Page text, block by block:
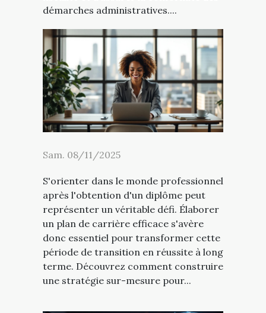
démarches administratives....
Sam. 08/11/2025
S'orienter dans le monde professionnel
après l'obtention d'un diplôme peut
représenter un véritable défi. Élaborer
un plan de carrière efficace s'avère
donc essentiel pour transformer cette
période de transition en réussite à long
terme. Découvrez comment construire
une stratégie sur-mesure pour...